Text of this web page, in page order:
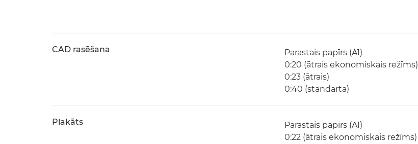
CAD rasēšana
Parastais papīrs (A1)
0:20 (ātrais ekonomiskais režīms)
0:23 (ātrais)
0:40 (standarta)
Plakāts
Parastais papīrs (A1)
0:22 (ātrais ekonomiskais režīms)